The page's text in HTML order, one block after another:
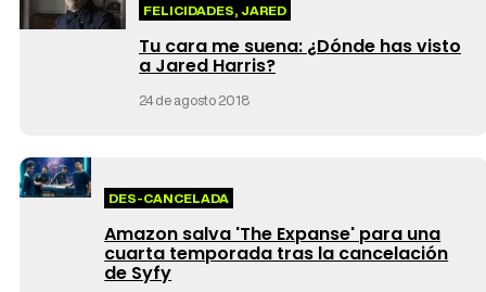
FELICIDADES, JARED
Tu cara me suena: ¿Dónde has visto
a Jared Harris?
24 de agosto 2018
DES-CANCELADA
Amazon salva 'The Expanse' para una
cuarta temporada tras la cancelación
de Syfy